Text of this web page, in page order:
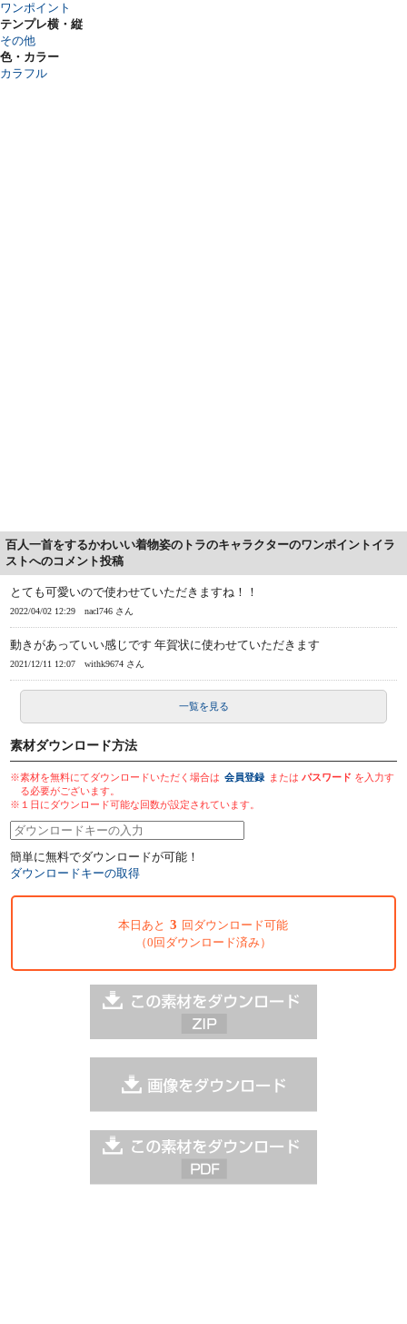
ワンポイント
テンプレ横・縦
その他
色・カラー
カラフル
百人一首をするかわいい着物姿のトラのキャラクターのワンポイントイラ
ストへのコメント投稿
とても可愛いので使わせていただきますね！！
2022/04/02 12:29 nacl746 さん
動きがあっていい感じです 年賀状に使わせていただきます
2021/12/11 12:07 withk9674 さん
一覧を見る
素材ダウンロード方法
※素材を無料にてダウンロードいただく場合は 会員登録 またはパスワード を入力す
る必要がございます。
※１日にダウンロード可能な回数が設定されています。
簡単に無料でダウンロードが可能！
ダウンロードキーの取得
本日あと 3 回ダウンロード可能
（0回ダウンロード済み）